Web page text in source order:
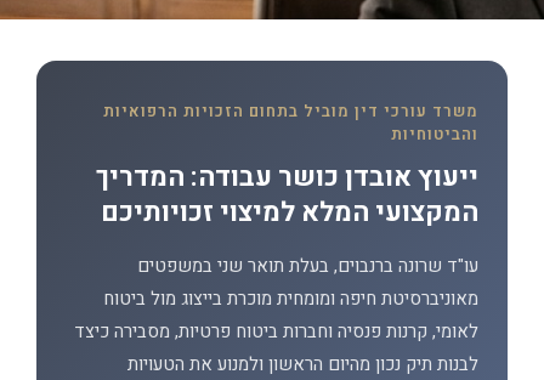
משרד עורכי דין מוביל בתחום הזכויות הרפואיות
והביטוחיות
ייעוץ אובדן כושר עבודה: המדריך
המקצועי המלא למיצוי זכויותיכם
עו"ד שרונה ברנבוים, בעלת תואר שני במשפטים
מאוניברסיטת חיפה ומומחית מוכרת בייצוג מול ביטוח
לאומי, קרנות פנסיה וחברות ביטוח פרטיות, מסבירה כיצד
לבנות תיק נכון מהיום הראשון ולמנוע את הטעויות